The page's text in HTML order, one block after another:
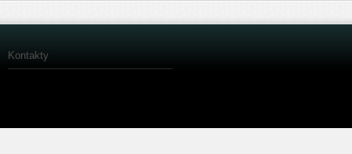
Kontakty